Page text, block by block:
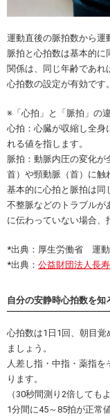
運動直後の脈拍数から運
脈拍と心拍数は基本的
関係は、同じ年齢であれ
心拍数の設定が有効です。
※「心拍」と「脈拍」の
心拍：心臓が収縮し全身
れる値を指します。
脈拍：動脈内圧の変化
首）や頸動脈（首）に触
基本的に心拍と脈拍は同
不整脈などのトラブルが
に伝わっていない場合、
*出典：厚生労働省 運
*出典： 公益財団法人長
自分の安静時心拍数を知
心拍数は1日1回、朝目覚
ましょう。
人差し指・中指・薬指を
ります。
（30秒間測り2倍しても
1分間に45～85拍が正常